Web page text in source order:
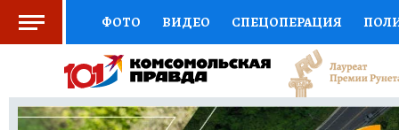
ФОТО ВИДЕО СПЕЦОПЕРАЦИЯ
СОЦПОДДЕРЖКА НАУКА СПОРТ
ВЫБОР ЭКСПЕРТОВ ДОКТОР